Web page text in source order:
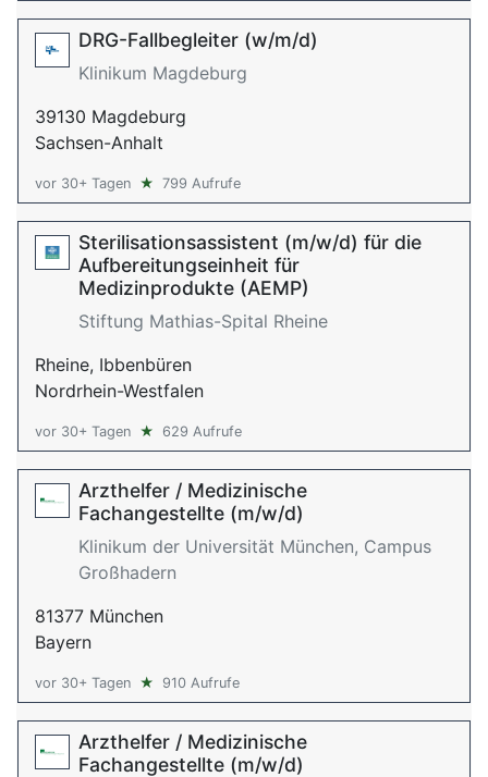
DRG-Fallbegleiter (w/m/d)
Klinikum Magdeburg
39130 Magdeburg
Sachsen-Anhalt
vor 30+ Tagen ★ 799 Aufrufe
Sterilisationsassistent (m/w/d) für die
Aufbereitungseinheit für
Medizinprodukte (AEMP)
Stiftung Mathias-Spital Rheine
Rheine, Ibbenbüren
Nordrhein-Westfalen
vor 30+ Tagen ★ 629 Aufrufe
Arzthelfer / Medizinische
Fachangestellte (m/w/d)
Klinikum der Universität München, Campus
Großhadern
81377 München
Bayern
vor 30+ Tagen ★ 910 Aufrufe
Arzthelfer / Medizinische
Fachangestellte (m/w/d)